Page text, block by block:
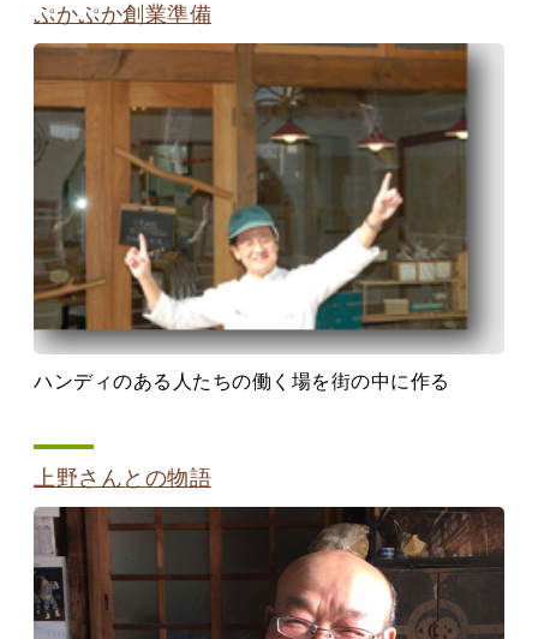
ぷかぷか創業準備
ハンディのある人たちの働く場を街の中に作る
上野さんとの物語